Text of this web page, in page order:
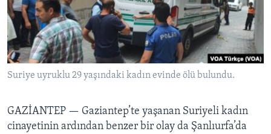
HAYATTAN
SANAT
BIZI TAKIP EDIN
Diller
Suriye uyruklu 29 yaşındaki kadın evinde ölü bulundu.
GAZİANTEP — Gaziantep’te yaşanan Suriyeli kadın
cinayetinin ardından benzer bir olay da Şanlıurfa’da